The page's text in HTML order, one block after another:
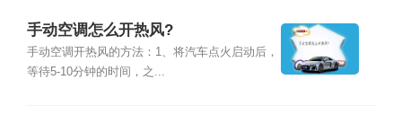
手动空调怎么开热风?
手动空调开热风的方法：1、将汽车点火启动后，
等待5-10分钟的时间，之...